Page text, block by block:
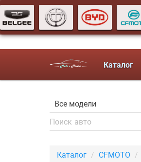
Каталог
Каталог CFMOTO